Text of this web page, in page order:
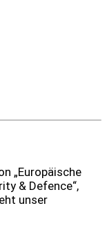
„Europäische
& Defence“,
unser